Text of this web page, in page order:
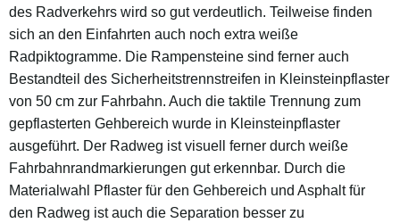
des Radverkehrs wird so gut verdeutlich. Teilweise finden
sich an den Einfahrten auch noch extra weiße
Radpiktogramme. Die Rampensteine sind ferner auch
Bestandteil des Sicherheitstrennstreifen in Kleinsteinpflaster
von 50 cm zur Fahrbahn. Auch die taktile Trennung zum
gepflasterten Gehbereich wurde in Kleinsteinpflaster
ausgeführt. Der Radweg ist visuell ferner durch weiße
Fahrbahnrandmarkierungen gut erkennbar. Durch die
Materialwahl Pflaster für den Gehbereich und Asphalt für
den Radweg ist auch die Separation besser zu